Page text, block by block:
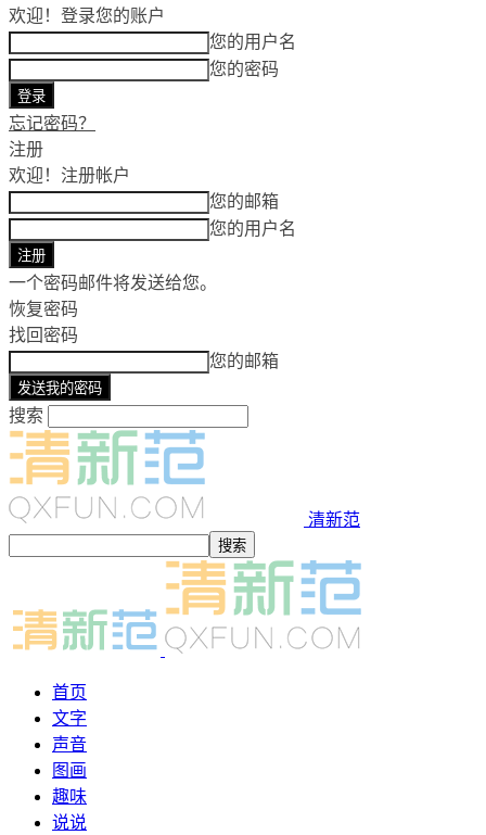
欢迎！ 登录您的账户
您的用户名
您的密码
忘记密码？
注册
欢迎！ 注册帐户
您的邮箱
您的用户名
一个密码邮件将发送给您。
恢复密码
找回密码
您的邮箱
搜索
清新范
首页
文字
声音
图画
趣味
说说